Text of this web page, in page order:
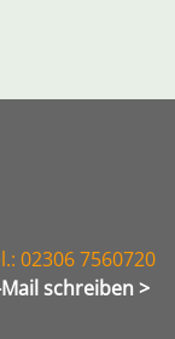
02306 7560720
Mail schreiben >